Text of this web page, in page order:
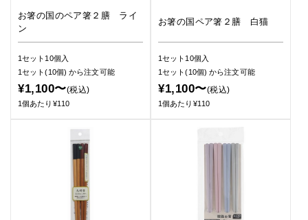
お箸の国のペア箸２膳 ライ
ン
1セット10個入
1セット(10個)から注文可能
¥1,100〜(税込)
1個あたり¥110
お箸の国ペア箸２膳 白猫
1セット10個入
1セット(10個)から注文可能
¥1,100〜(税込)
1個あたり¥110